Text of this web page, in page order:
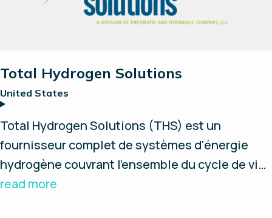
Total Hydrogen Solutions
United States
Total Hydrogen Solutions (THS) est un
fournisseur complet de systèmes d'énergie
hydrogène couvrant l'ensemble du cycle de vie
de l'hydrogène — de la conception et du design
read more